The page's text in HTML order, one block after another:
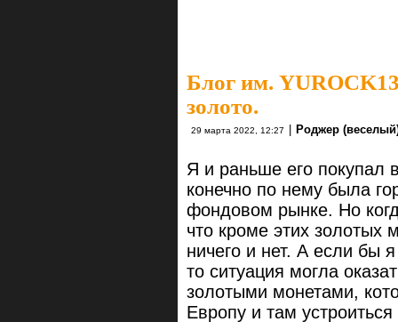
Блог им.
золото.
29 марта 2022, 12:27 Роджер
Я и раньше его покупал
конечно по нему была
фондовом рынке. Но
что кроме этих золотых
ничего и нет. А если бы
то ситуация могла
золотыми монетами,
Европу и там